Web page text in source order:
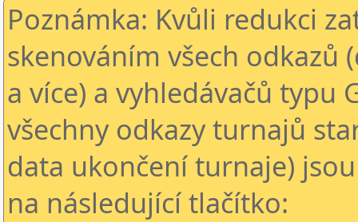
Poznámka: Kvůli redukci
skenováním všech odkazů
a více) a vyhledávačů typu
všechny odkazy turnajů
data ukončení turnaje)
na následující tlačítko: